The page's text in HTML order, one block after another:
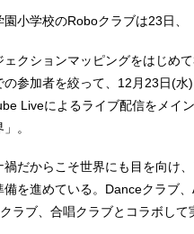
園小学校のRoboクラブは23日、
ェクションマッピングをはじめて
の参加者を絞って、12月23日(水
Liveによるライブ配信をメイ
」。
禍だからこそ世界にも目を向け
備を進めている。Danceクラブ
ラブ、合唱クラブとコラボして